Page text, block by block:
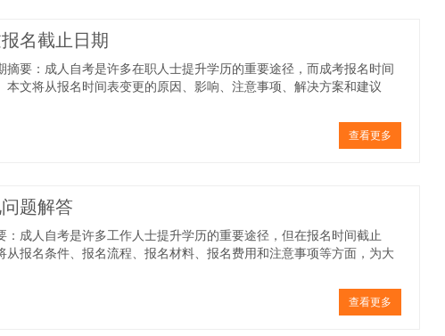
名截止日期
要：成人自考是许多在职人士提升学历的重要途径，而成考报名时间
文将从报名时间表变更的原因、影响、注意事项、解决方案和建议
查看更多
题解答
成人自考是许多工作人士提升学历的重要途径，但在报名时间截止
报名条件、报名流程、报名材料、报名费用和注意事项等方面，为大
查看更多